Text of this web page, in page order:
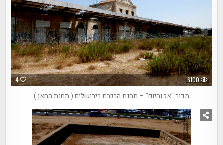
4 6100
מדור "אז והיום" – תחנת הרכבת בירושלים ( תחנת החאן )